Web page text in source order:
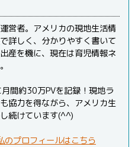
営者。アメリカの現地生活情
詳しく、分かりやすく書いて
産を機に、現在は育児情報ネ
間約30万PVを記録！現地ラ
協力を得ながら、アメリカ生
続けています(^^)
のプロフィールはこちら